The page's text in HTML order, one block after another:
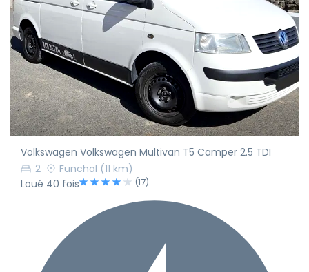
Volkswagen Volkswagen Multivan T5 Camper 2.5 TDI
2
Funchal (11 km)
Loué 40 fois
(17)